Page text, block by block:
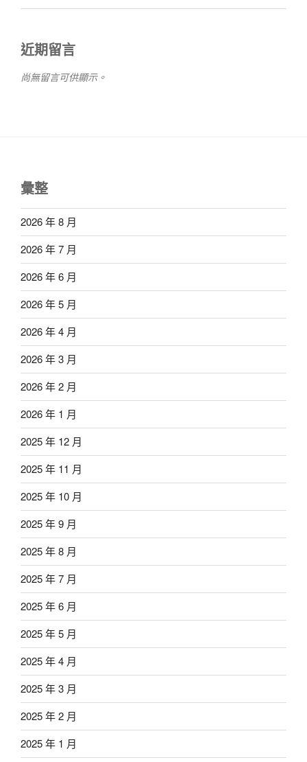
近期留言
尚無留言可供顯示。
彙整
2026 年 8 月
2026 年 7 月
2026 年 6 月
2026 年 5 月
2026 年 4 月
2026 年 3 月
2026 年 2 月
2026 年 1 月
2025 年 12 月
2025 年 11 月
2025 年 10 月
2025 年 9 月
2025 年 8 月
2025 年 7 月
2025 年 6 月
2025 年 5 月
2025 年 4 月
2025 年 3 月
2025 年 2 月
2025 年 1 月